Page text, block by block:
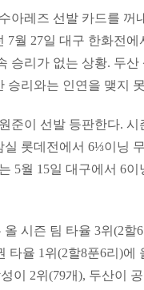
아레즈 선발 카드를 꺼
7월 27일 대구 한화전
승리가 없는 상황. 두
승리와는 인연을 맺지
준이 선발 등판한다.
실 롯데전에서 6⅓이닝
5월 15일 대구에서 6
시즌 팀 타율 3위(2할
타율 1위(2할8푼6리)에
이 2위(79개), 두산이